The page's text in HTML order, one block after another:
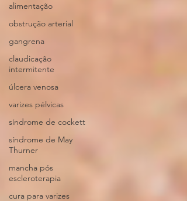
alimentação
obstrução arterial
gangrena
claudicação
intermitente
úlcera venosa
varizes pélvicas
síndrome de cockett
síndrome de May
Thurner
mancha pós
escleroterapia
cura para varizes